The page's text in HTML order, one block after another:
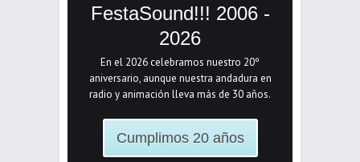
FestaSound!!! 2006 -
2026
En el 2026 celebramos nuestro 20º
aniversario, aunque nuestra andadura en
radio y animación lleva más de 30 años.
Cumplimos 20 años